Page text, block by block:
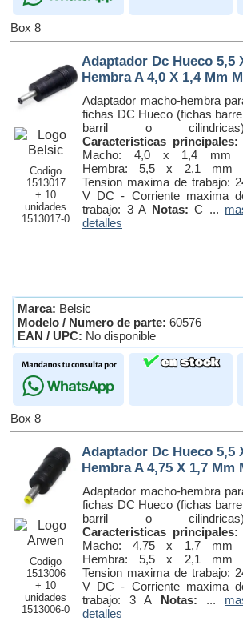
Box 8
Codigo
1513017
+ 10
unidades
1513017-0
Adaptador Dc Hueco 5,5
Hembra A 4,0 X 1,4 Mm
Adaptador macho-hembra
fichas DC Hueco (fichas
barril o
Caracteristicas principales:
Macho: 4,0 x 1,4 mm
Hembra: 5,5 x 2,1 mm
Tension maxima de trabajo:
V DC - Corriente maxima
trabajo: 3 A Notas: C ...
detalles
Marca: Belsic
Modelo / Numero de parte: 60576
EAN / UPC: No disponible
Box 8
Codigo
1513006
+ 10
unidades
1513006-0
Adaptador Dc Hueco 5,5
Hembra A 4,75 X 1,7 Mm
Adaptador macho-hembra
fichas DC Hueco (fichas
barril o
Caracteristicas principales:
Macho: 4,75 x 1,7 mm
Hembra: 5,5 x 2,1 mm
Tension maxima de trabajo:
V DC - Corriente maxima
trabajo: 3 A Notas: ...
detalles